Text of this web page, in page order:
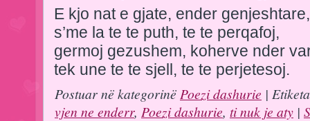
E kjo nat e gjate, ender genjeshtare,
s’me la te te puth, te te perqafoj,
germoj gezushem, koherve nder
tek une te te sjell, te te perjetesoj.
Postuar në kategorinë Poezi dashurie |
vjen ne enderr, Poezi dashurie, ti nuk je aty |